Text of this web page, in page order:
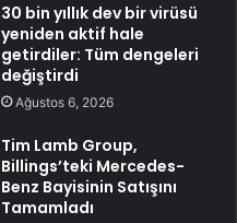
30 bin yıllık dev bir virüsü
yeniden aktif hale
getirdiler: Tüm dengeleri
değiştirdi
Ağustos 6, 2026
Tim Lamb Group,
Billings’teki Mercedes-
Benz Bayisinin Satışını
Tamamladı